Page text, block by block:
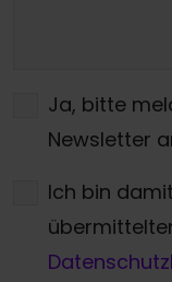
Ja, bitte
Newsletter
Ich bin